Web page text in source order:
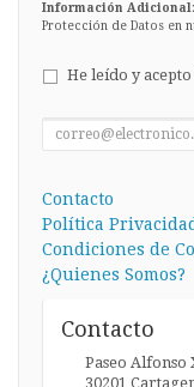
Información Adicional
Protección de Datos en
He leído y
Contacto
Política
Condiciones de
¿Quienes Somos?
Contacto
Paseo Alfonso
30201